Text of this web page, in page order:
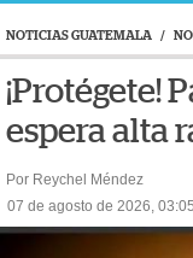
NOTICIAS GUATEMALA /
¡Protégete!
espera alta
Por Reychel Méndez
07 de agosto de 2026, 03:05